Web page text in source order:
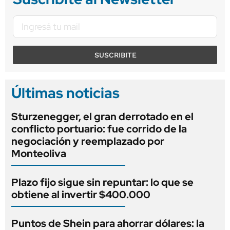
SUSCRIBITE
Últimas noticias
Sturzenegger, el gran derrotado en el
conflicto portuario: fue corrido de la
negociación y reemplazado por
Monteoliva
Plazo fijo sigue sin repuntar: lo que se
obtiene al invertir $400.000
Puntos de Shein para ahorrar dólares: la